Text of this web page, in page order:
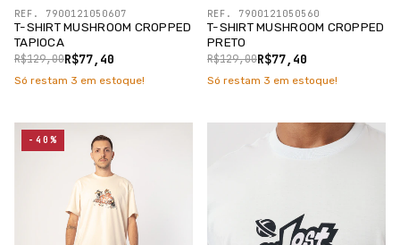
T-SHIRT MUSHROOM CROPPED
TAPIOCA
R$77,40
R$129,00
REF. 7900121050607
Só restam 3 em estoque!
T-SHIRT MUSHROOM CROPPED
PRETO
R$77,40
R$129,00
REF. 7900121050560
Só restam 3 em estoque!
-40%